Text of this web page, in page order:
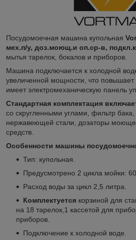
Посудомоечная машина купольная
мех.п/у, доз.моющ.и оп.ср-в,
мытья тарелок, бокалов и приборов.
Машина подключается к холодной
увеличенной мощности, что повышает
имеет электромеханическую панель
Стандартная комплектация
со скругленными углами, фильтр
нержавеющей стали, дозаторы
средств.
Особенности машины
Тип: купольная.
Предусмотрено 2 цикла мойки:
Расход воды за цикл 2,5 литра.
Комплектуется корзиной для
на 18 тарелок,1 кассетой для
приборов.
Подключение к холодной воде.